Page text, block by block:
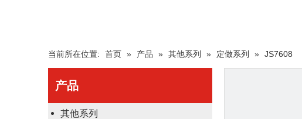
当前所在位置: 首页 » 产品 » 其他系列 » 定做系列 » JS7608
产品
其他系列